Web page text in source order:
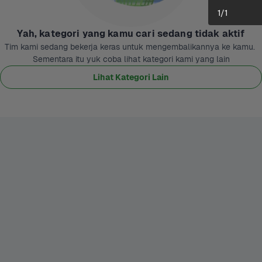
Yah, kategori yang kamu cari sedang tidak aktif
Tim kami sedang bekerja keras untuk mengembalikannya ke kamu.
Sementara itu yuk coba lihat kategori kami yang lain
Lihat Kategori Lain
1/1